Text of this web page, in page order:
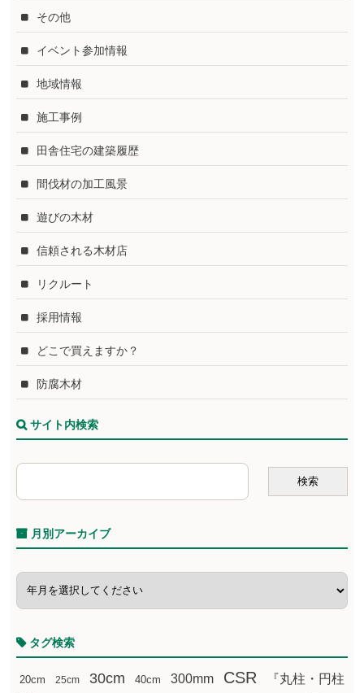
その他
イベント参加情報
地域情報
施工事例
田舎住宅の建築履歴
間伐材の加工風景
遊びの木材
信頼される木材店
リクルート
採用情報
どこで買えますか？
防腐木材
サイト内検索
月別アーカイブ
タグ検索
20cm 25cm 30cm 40cm 300mm CSR
『丸柱・円柱